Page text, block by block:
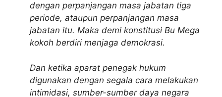
dengan perpanjangan masa jabatan tiga
periode, ataupun perpanjangan masa
jabatan itu. Maka demi konstitusi Bu Mega
kokoh berdiri menjaga demokrasi.
Dan ketika aparat penegak hukum
digunakan dengan segala cara melakukan
intimidasi, sumber-sumber daya negara